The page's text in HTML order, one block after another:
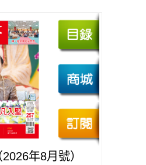
年8月號）